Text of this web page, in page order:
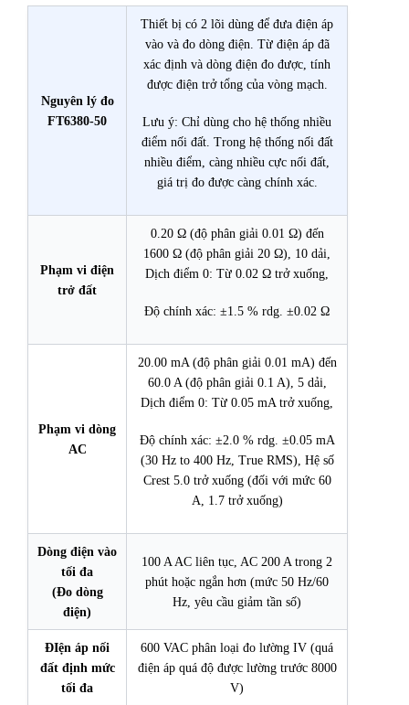
Nguyên lý đo
FT6380-50
Thiết bị có 2 lõi dùng để đưa điện áp
vào và đo dòng điện. Từ điện áp đã
xác định và dòng điện đo được, tính
được điện trở tổng của vòng mạch.
Lưu ý: Chỉ dùng cho hệ thống nhiều
điểm nối đất. Trong hệ thống nối đất
nhiều điểm, càng nhiều cực nối đất,
giá trị đo được càng chính xác.
Phạm vi điện
trở đất
0.20 Ω (độ phân giải 0.01 Ω) đến
1600 Ω (độ phân giải 20 Ω), 10 dải,
Dịch điểm 0: Từ 0.02 Ω trở xuống,
Độ chính xác: ±1.5 % rdg. ±0.02 Ω
Phạm vi dòng
AC
20.00 mA (độ phân giải 0.01 mA) đến
60.0 A (độ phân giải 0.1 A), 5 dải,
Dịch điểm 0: Từ 0.05 mA trở xuống,
Độ chính xác: ±2.0 % rdg. ±0.05 mA
(30 Hz to 400 Hz, True RMS), Hệ số
Crest 5.0 trở xuống (đối với mức 60
A, 1.7 trở xuống)
Dòng điện vào
tối đa
(Đodòng
điện)
100 A AC liên tục, AC 200 A trong 2
phút hoặc ngắn hơn (mức 50 Hz/60
Hz, yêu cầu giảm tần số)
ĐIện áp nối
đất định mức
tối đa
600 VAC phân loại đo lường IV (quá
điện áp quá độ được lường trước 8000
V)